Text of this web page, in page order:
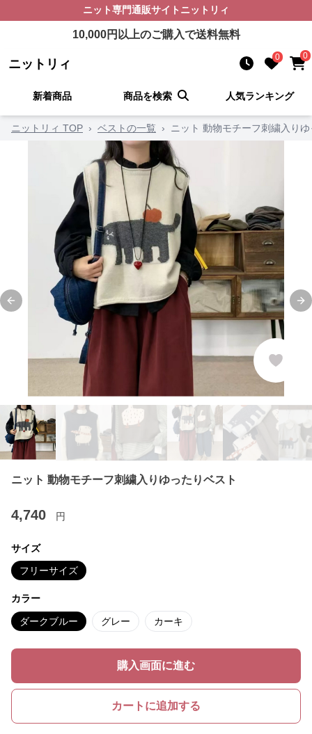
ニット専門通販サイト ニットリィ
10,000円以上のご購入で送料無料
ニットリィ 0 0
新着商品 商品を検索 人気ランキング
ニットリィ TOP › ベストの一覧 › ニット 動物モチーフ刺繍入り
Previous slide
ニット 動物モチーフ刺繍入りゆったりベスト
4,740 円
サイズ
フリーサイズ
カラー
ダークブルー グレー カーキ
購入画面に進む
カートに追加する